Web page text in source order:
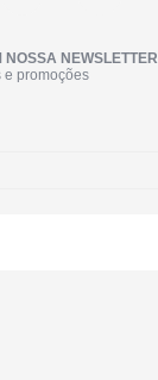
NEWSLETTER
e promoções